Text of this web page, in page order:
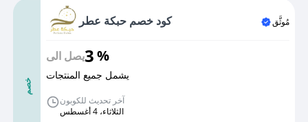
خصم
كود خصم حبكة عطر مُوثَّق
يصل الى3%
يشمل جميع المنتجات
آخر تحديث للكوبون
الثلاثاء، 4 أغسطس